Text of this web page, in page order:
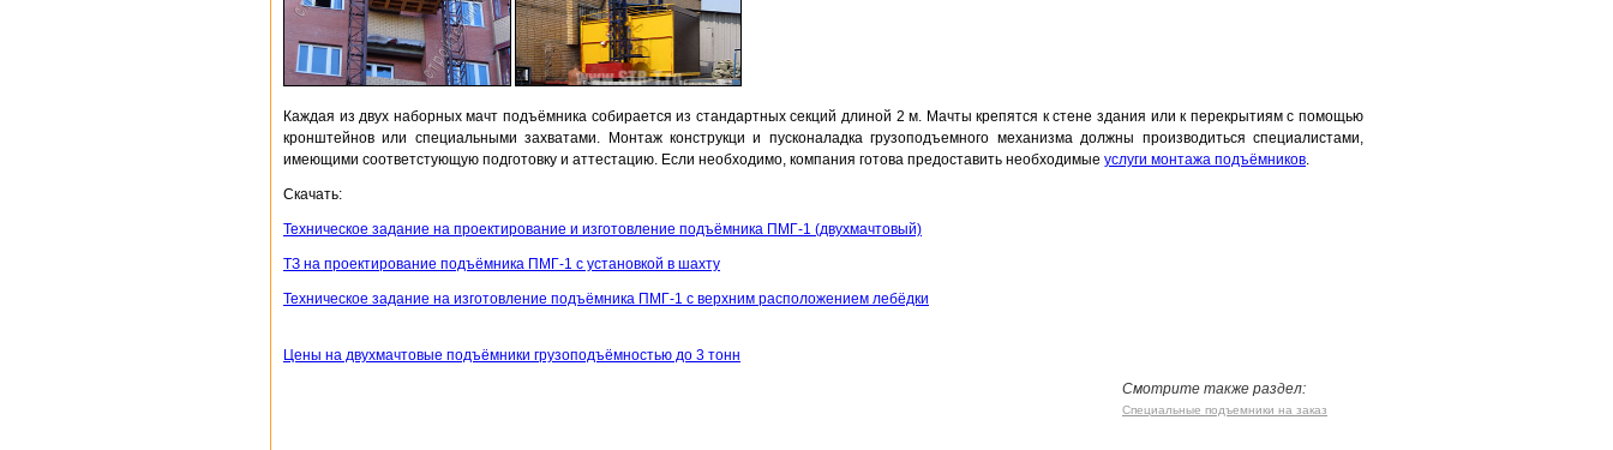
Каждая из двух наборных мачт подъёмника собирается из стандартных секций длиной 2 м. Мачты крепятся к стене здания или к перекрытиям с помощью
кронштейнов или специальными захватами. Монтаж конструкци и пусконаладка грузоподъемного механизма должны производиться специалистами,
имеющими соответстующую подготовку и аттестацию. Если необходимо, компания готова предоставить необходимые услуги монтажа подъёмников
Скачать:
Техническое задание на проектирование и изготовление подъёмника ПМГ-1 (двухмачтовый)
ТЗ на проектирование подъёмника ПМГ-1 с установкой в шахту
Техническое задание на изготовление подъёмника ПМГ-1 с верхним расположением лебёдки
Цены на двухмачтовые подъёмники грузоподъёмностью до 3 тонн
Смотрите также раздел:
Специальные подъемники на заказ